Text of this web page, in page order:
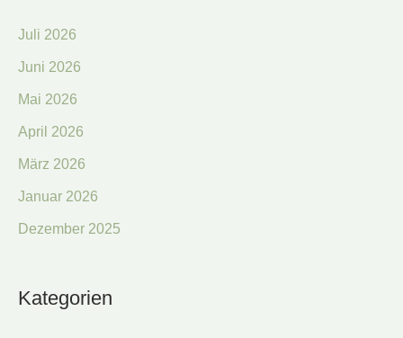
Juli 2026
Juni 2026
Mai 2026
April 2026
März 2026
Januar 2026
Dezember 2025
Kategorien